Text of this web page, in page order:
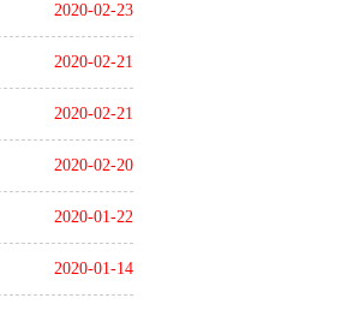
2020-02-23
2020-02-21
2020-02-21
2020-02-20
2020-01-22
2020-01-14